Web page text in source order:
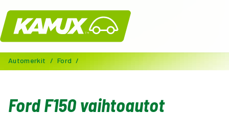
Kamux
Automerkit / Ford /
Ford F150 vaihtoautot